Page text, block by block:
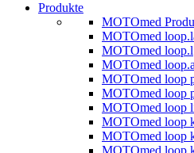
Produkte
MOTOmed
MOTOmed
MOTOmed loop.l
MOTOmed loop.a
MOTOmed loop
MOTOmed loop
MOTOmed loop
MOTOmed loop
MOTOmed loop
MOTOmed loop